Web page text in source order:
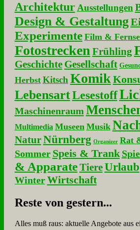
Architektur Ausstellungen
Design & Gestaltung
Experimente Film &
Fotostrecken Frühling
Geschichte Gesellschaft
Herbst Kitsch Komik
LebensartLesestoff
Maschinenraum
Multimedia Museen Musik
NaturNürnberg Organizer Rat
Sommer Speis & Trank
& Apparate Tiere Urlaub
Winter Wirtschaft
Re­ste von ge­stern...
Alles muß raus: aktuelle An­ge­bo­te aus